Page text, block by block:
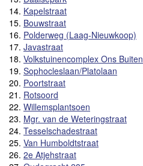
14. Kapelstraat
15. Bouwstraat
16. Polderweg (Laag-Nieuwkoop)
17. Javastraat
18. Volkstuinencomplex Ons Buiten
19. Sophocleslaan/Platolaan
20. Poortstraat
21. Rotsoord
22. Willemsplantsoen
23. Mgr. van de Weteringstraat
24. Tesselschadestraat
25. Van Humboldtstraat
26. 2e Atjehstraat